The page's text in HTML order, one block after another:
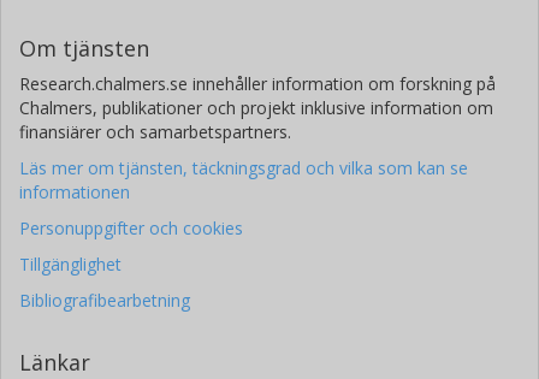
Om tjänsten
Research.chalmers.se innehåller information om forskning på
Chalmers, publikationer och projekt inklusive information om
finansiärer och samarbetspartners.
Läs mer om tjänsten, täckningsgrad och vilka som kan se
informationen
Personuppgifter och cookies
Tillgänglighet
Bibliografibearbetning
Länkar